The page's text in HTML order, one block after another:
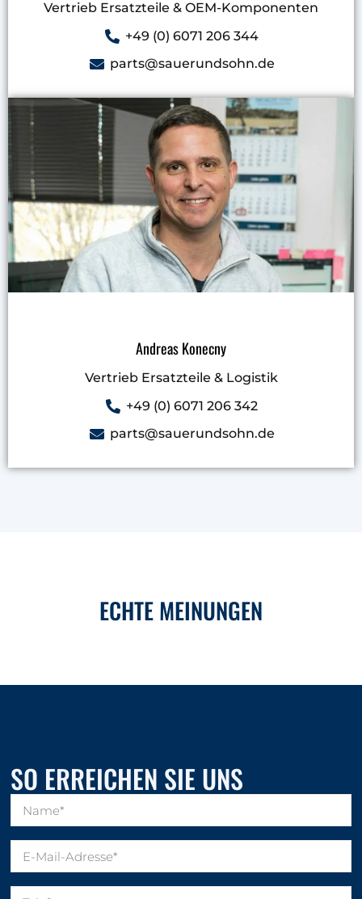
Vertrieb Ersatzteile & OEM-Komponenten
+49 (0) 6071 206 344
parts@sauerundsohn.de
Andreas Konecny
Vertrieb Ersatzteile & Logistik
+49 (0) 6071 206 342
parts@sauerundsohn.de
ECHTE MEINUNGEN
SO ERREICHEN SIE UNS